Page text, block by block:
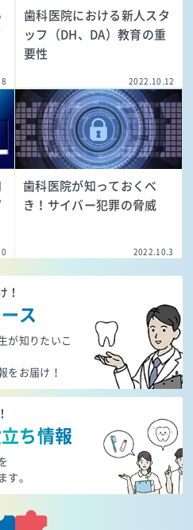
歯科医院における新人スタ
ッフ（DH、DA）教育の重
要性
2022.10.12
歯科医院が知っておくべ
き！サイバー犯罪の脅威
2022.10.3
！
ス
が知りたいこ
をお届け！
ち情報
す。